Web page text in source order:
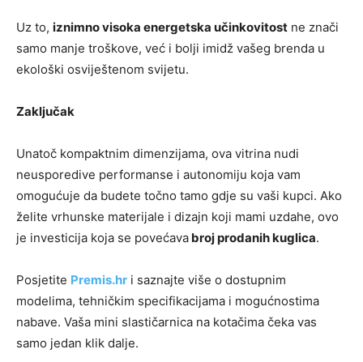
Uz to, iznimno visoka energetska učinkovitost ne znači
samo manje troškove, već i bolji imidž vašeg brenda u
ekološki osviještenom svijetu.
Zaključak
Unatoč kompaktnim dimenzijama, ova vitrina nudi
neusporedive performanse i autonomiju koja vam
omogućuje da budete točno tamo gdje su vaši kupci. Ako
želite vrhunske materijale i dizajn koji mami uzdahe, ovo
je investicija koja se povećava broj prodanih kuglica.
Posjetite Premis.hr i saznajte više o dostupnim
modelima, tehničkim specifikacijama i mogućnostima
nabave. Vaša mini slastičarnica na kotačima čeka vas
samo jedan klik dalje.